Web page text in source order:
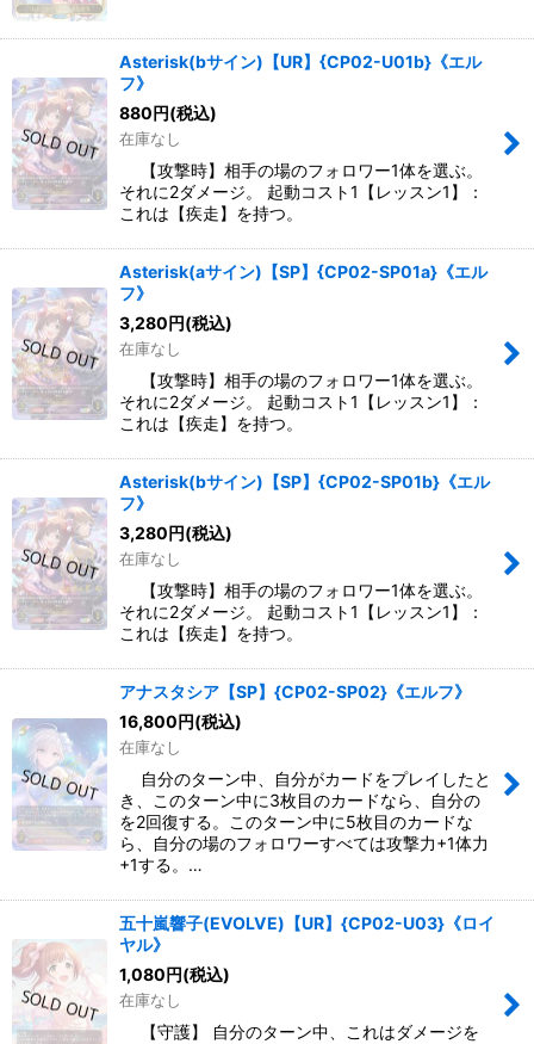
Asterisk(bサイン)【UR】{CP02-U01b}《エル
フ》
880円(税込)
在庫なし
【攻撃時】相手の場のフォロワー1体を選ぶ。
それに2ダメージ。 起動コスト1【レッスン1】：
これは【疾走】を持つ。
Asterisk(aサイン)【SP】{CP02-SP01a}《エル
フ》
3,280円(税込)
在庫なし
【攻撃時】相手の場のフォロワー1体を選ぶ。
それに2ダメージ。 起動コスト1【レッスン1】：
これは【疾走】を持つ。
Asterisk(bサイン)【SP】{CP02-SP01b}《エル
フ》
3,280円(税込)
在庫なし
【攻撃時】相手の場のフォロワー1体を選ぶ。
それに2ダメージ。 起動コスト1【レッスン1】：
これは【疾走】を持つ。
アナスタシア【SP】{CP02-SP02}《エルフ》
16,800円(税込)
在庫なし
自分のターン中、自分がカードをプレイしたと
き、このターン中に3枚目のカードなら、自分の
を2回復する。このターン中に5枚目のカードな
ら、自分の場のフォロワーすべては攻撃力+1体力
+1する。…
五十嵐響子(EVOLVE)【UR】{CP02-U03}《ロイ
ヤル》
1,080円(税込)
在庫なし
【守護】 自分のターン中、これはダメージを